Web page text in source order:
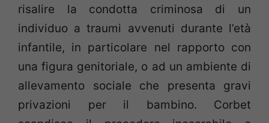
risalire la condotta criminosa di un
individuo a traumi avvenuti durante l’età
infantile, in particolare nel rapporto con
una figura genitoriale, o ad un ambiente di
allevamento sociale che presenta gravi
privazioni per il bambino. Corbet